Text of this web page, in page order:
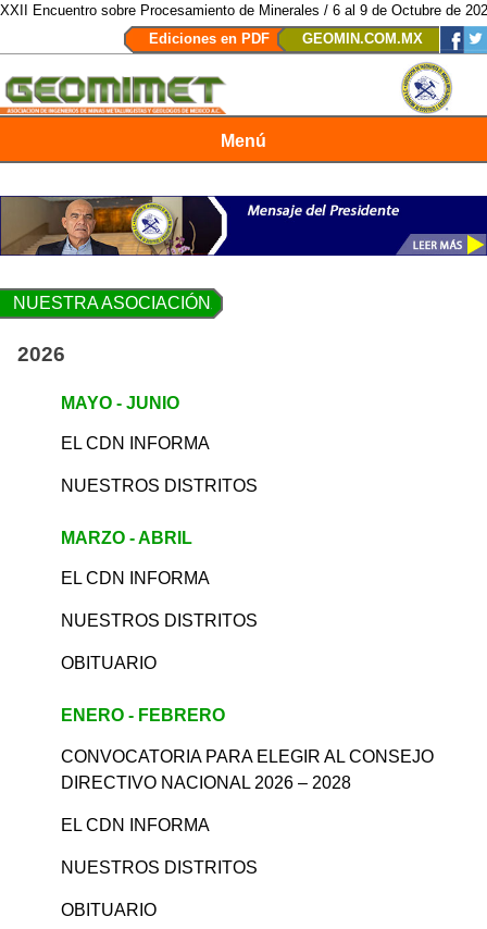
sobre Procesamiento de Minerales / 6 al 9 de Octubre de 2026 /
Ediciones en PDF
GEOMIN.COM.MX
Menú
NUESTRA ASOCIACIÓN
2026
MAYO - JUNIO
EL CDN INFORMA
NUESTROS DISTRITOS
MARZO - ABRIL
EL CDN INFORMA
NUESTROS DISTRITOS
OBITUARIO
ENERO - FEBRERO
CONVOCATORIA PARA ELEGIR AL CONSEJO
DIRECTIVO NACIONAL 2026 – 2028
EL CDN INFORMA
NUESTROS DISTRITOS
OBITUARIO